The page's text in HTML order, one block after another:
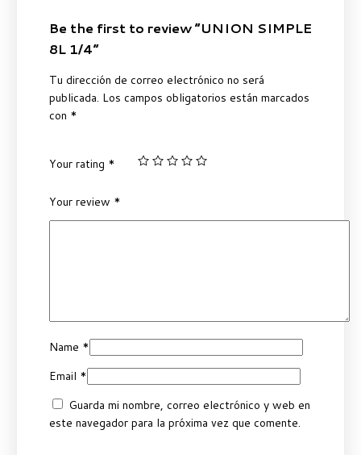
Be the first to review “UNION SIMPLE
8L 1/4”
Tu dirección de correo electrónico no será
publicada. Los campos obligatorios están marcados
con *
Your rating *
Your review *
Name *
Email *
Guarda mi nombre, correo electrónico y web en
este navegador para la próxima vez que comente.